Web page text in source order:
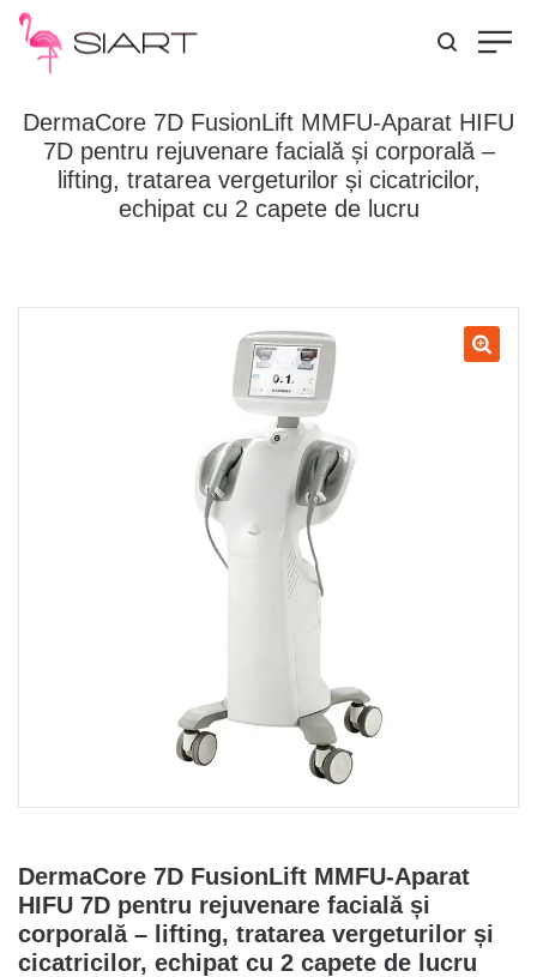
DermaCore 7D FusionLift MMFU-Aparat HIFU
7D pentru rejuvenare facială și corporală –
lifting, tratarea vergeturilor și cicatricilor,
echipat cu 2 capete de lucru
DermaCore 7D FusionLift MMFU-Aparat
HIFU 7D pentru rejuvenare facială și
corporală – lifting, tratarea vergeturilor și
cicatricilor, echipat cu 2 capete de lucru